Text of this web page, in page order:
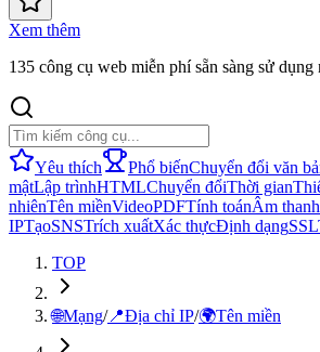
Xem thêm
135 công cụ web miễn phí sẵn sàng sử dụng
Yêu thích Phổ biếnChuyển đổi văn
mậtLập trìnhHTMLChuyển đổiThời gian
nhiênTên miềnVideoPDFTính toánÂm thanh
IPTạoSNSTrích xuấtXác thựcĐịnh dạngSSL
TOP
🌐Mạng/📍Địa chỉ IP/🌍Tên miền